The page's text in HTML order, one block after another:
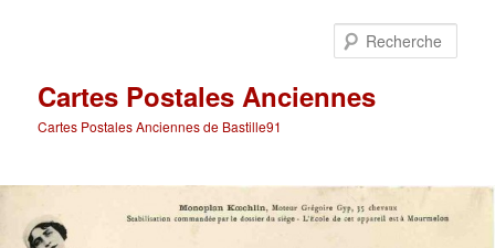
Cartes Postales Anciennes
Cartes Postales Anciennes de Bastille91